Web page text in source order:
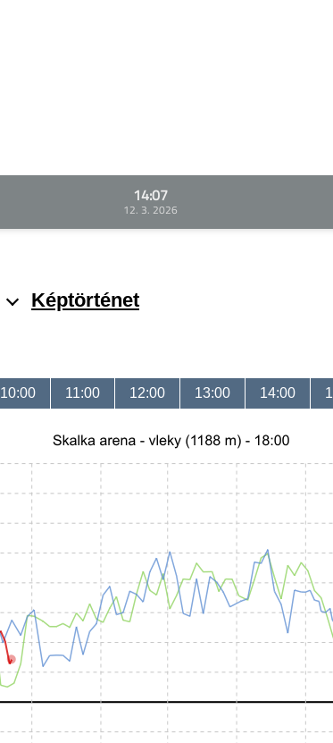
14:07
12. 3. 2026
Képtörténet
10:00 11:00 12:00 13:00 14:00